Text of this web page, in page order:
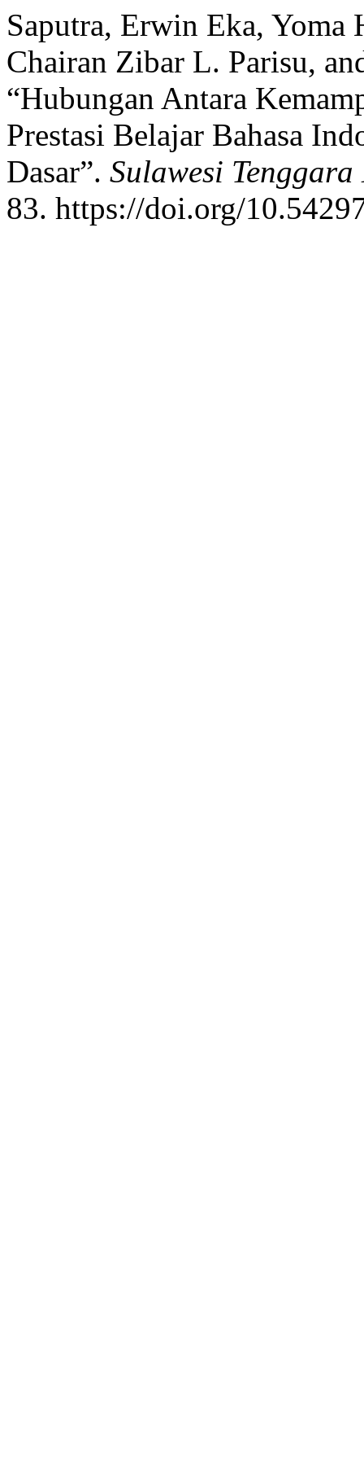
Saputra, Erwin Eka, Yoma
Chairan Zibar L. Parisu,
“Hubungan Antara
Prestasi Belajar Bahasa
Dasar”. Sulawesi
83. https://doi.org/